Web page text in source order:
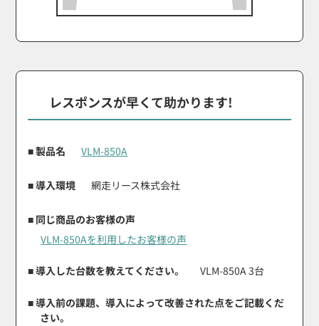
レスポンスが早くて助かります!
■ 製品名 VLM-850A
■ 導入環境 網走リース株式会社
■ 同じ商品のお客様の声
VLM-850Aを利用したお客様の声
■ 導入した台数を教えてください。 VLM-850A 3台
■ 導入前の課題、導入によって改善された点をご記載くだ
さい。